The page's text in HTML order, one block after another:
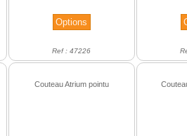
Ref : 47226
Couteau Atrium pointu